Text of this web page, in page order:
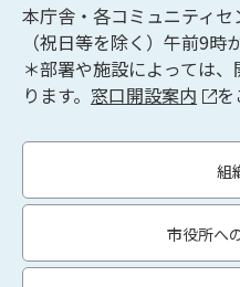
本庁舎・各コミュニティ
（祝日等を除く）午前9時
＊部署や施設によっては
ります。 窓口開設案内 を
組
市役所へ